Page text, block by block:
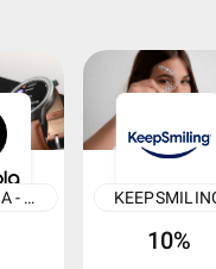
MOTOROLA - ACCESORIOS
10%